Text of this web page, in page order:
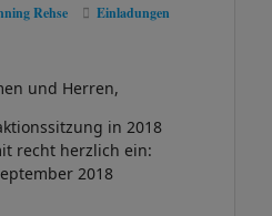
Rehse
Einladungen
und Herren,
in 2018
recht herzlich ein:
2018